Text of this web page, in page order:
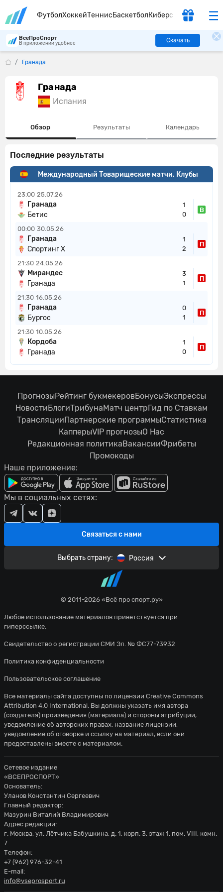
ФутболХоккейТеннисБаскетболКиберспорт
ВсеПроСпорт
В приложении удобнее Скачать
Гранада
Гранада
Испания
Обзор Результаты Календарь
Последние результаты
Международный Товарищеские матчи. Клубы
23:00 25.07.26
Гранада
Бетис
1
0
В
00:00 30.05.26
Гранада
Спортинг Х
1
2
П
21:30 24.05.26
Мирандес
Гранада
3
1
П
21:30 16.05.26
Гранада
Бургос
0
1
П
21:30 10.05.26
Кордоба
Гранада
1
0
П
© 2011-2026 «Всё про спорт.ру»
Любое использование материалов приветствуется при
гиперссылке.
Свидетельство о регистрации СМИ Эл. № ФС77-73932
Политика конфиденциальности
Пользовательское соглашение
ПрогнозыРейтинг букмекеровБонусыЭкспрессы
НовостиБлогиТрибунаМатч центрГид по Ставкам
ТрансляцииПартнерские программыСтатистика
КапперыVIP прогнозыО Нас
Редакционная политикаВакансииФрибеты
Промокоды
Наше приложение:
Связаться с нами
Мы в социальных сетях:
Выбрать страну: Россия
Все материалы сайта доступны по лицензии Creative Commons
Attribution 4.0 International. Вы должны указать имя автора
(создателя) произведения (материала) и стороны атрибуции,
уведомление об авторских правах, название лицензии,
уведомление об оговорке и ссылку на материал, если они
предоставлены вместе с материалом.
Сетевое издание
«ВСЕПРОСПОРТ»
Основатель:
Уланов Константин Сергеевич
Главный редактор:
Мазурин Виталий Владимирович
Адрес редакции:
г. Москва, ул. Лётчика Бабушкина, д. 1, корп. 3, этаж 1, пом. VIII, комн.
7
Телефон:
+7 (962) 976-32-41
E-mail:
info@vseprosport.ru